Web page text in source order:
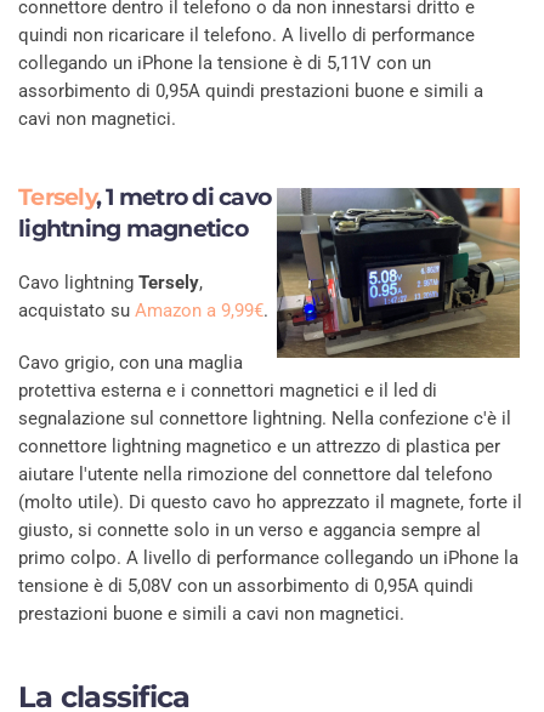
connettore dentro il telefono o da non innestarsi dritto e
quindi non ricaricare il telefono. A livello di performance
collegando un iPhone la tensione è di 5,11V con un
assorbimento di 0,95A quindi prestazioni buone e simili a
cavi non magnetici.
Tersely, 1 metro di cavo
lightning magnetico
Cavo lightning Tersely,
acquistato su Amazon a 9,99€.
Cavo grigio, con una maglia
protettiva esterna e i connettori magnetici e il led di
segnalazione sul connettore lightning. Nella confezione c'è il
connettore lightning magnetico e un attrezzo di plastica per
aiutare l'utente nella rimozione del connettore dal telefono
(molto utile). Di questo cavo ho apprezzato il magnete, forte il
giusto, si connette solo in un verso e aggancia sempre al
primo colpo. A livello di performance collegando un iPhone la
tensione è di 5,08V con un assorbimento di 0,95A quindi
prestazioni buone e simili a cavi non magnetici.
La classifica